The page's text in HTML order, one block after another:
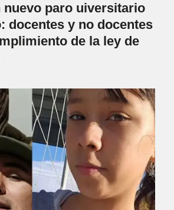
nuevo paro uiversitario
docentes y no docentes
de la ley de